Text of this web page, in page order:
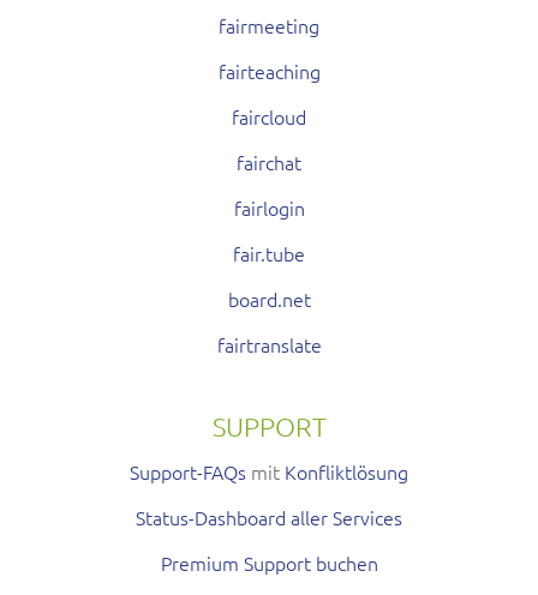
fairmeeting
fairteaching
faircloud
fairchat
fairlogin
fair.tube
board.net
fairtranslate
SUPPORT
Support-FAQs mit Konfliktlösung
Status-Dashboard aller Services
Premium Support buchen